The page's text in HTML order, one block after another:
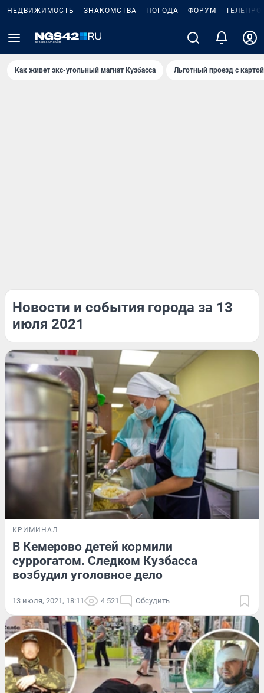
НЕДВИЖИМОСТЬ ЗНАКОМСТВА ПОГОДА ФОРУМ
Как живет экс-угольный магнат Кузбасса Льготный проезд с
Новости и события города за 13
июля 2021
КРИМИНАЛ
В Кемерово детей кормили
суррогатом. Следком Кузбасса
возбудил уголовное дело
13 июля, 2021, 18:11 4 521 Обсудить